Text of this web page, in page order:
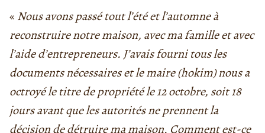
« Nous avons passé tout l’été et l’automne à
reconstruire notre maison, avec ma famille et avec
l’aide d’entrepreneurs. J’avais fourni tous les
documents nécessaires et le maire (hokim) nous a
octroyé le titre de propriété le 12 octobre, soit 18
jours avant que les autorités ne prennent la
décision de détruire ma maison. Comment est-ce